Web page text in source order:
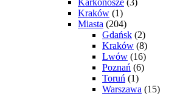
Kraków (1)
Miasta (204)
Gdańsk (2)
Kraków (8)
Lwów (16)
Poznań (6)
Toruń (1)
Warszawa (15)